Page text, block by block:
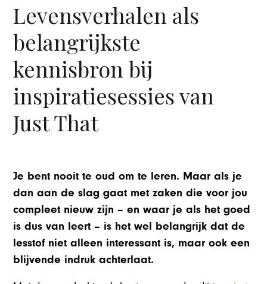
Levensverhalen als
belangrijkste
kennisbron bij
inspiratiesessies van
Just That
Je bent nooit te oud om te leren. Maar als je
dan aan de slag gaat met zaken die voor jou
compleet nieuw zijn – en waar je als het goed
is dus van leert – is het wel belangrijk dat de
lesstof niet alleen interessant is, maar ook een
blijvende indruk achterlaat.